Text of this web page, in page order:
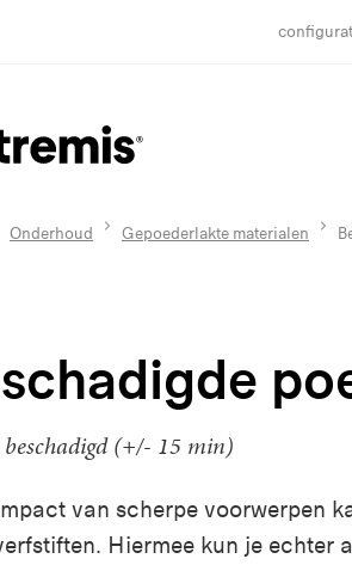
Onderhoud Gepoederlakte materialen
(+/- 15 min)
van scherpe voorwerpen
Hiermee kun je echter